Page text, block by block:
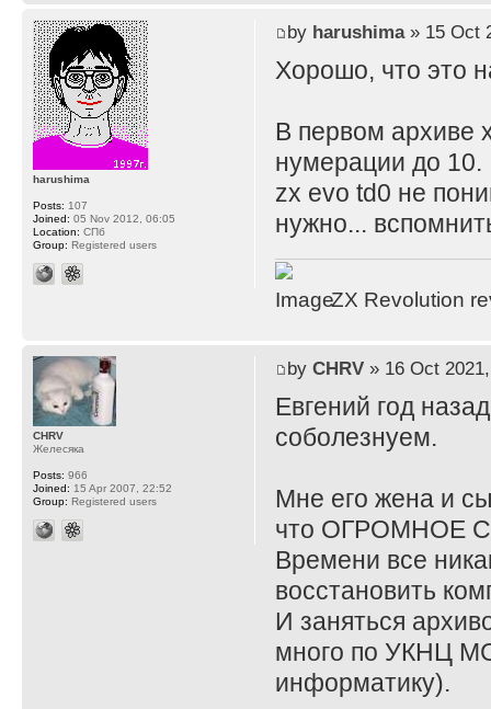
by harushima» 15 Oct
Хорошо, что это
В первом архиве
нумерации до 10.
zx evo td0 не
нужно...
ZX Revolution
harushima
Posts: 107
Joined: 05 Nov 2012, 06:05
Location: СПб
Group: Registered users
by CHRV» 16 Oct
Евгений год
соболезнуем.
Мне его жена и
что ОГРОМНОЕ
Времени все
восстановить
И заняться
много по УКНЦ
информатику).
CHRV
Желесяка
Posts: 966
Joined: 15 Apr 2007, 22:52
Group: Registered users